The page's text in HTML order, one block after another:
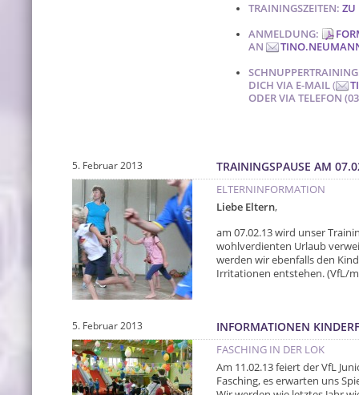
TRAININGSZEITEN: ZU
ANMELDUNG:
AN
DICH VIA E-MAIL(
ODER VIA TELEFON
TRAININGSPAUSE AM
5. Februar 2013
ELTERNINFORMATION
Liebe Eltern,
am 07.02.13 wird unser
wohlverdienten Urlaub
werden wir ebenfalls den
Irritationen entstehen. (VfL/
INFORMATIONEN
5. Februar 2013
FASCHING IN DER LOK
Am 11.02.13 feiert der VfL
Fasching, es erwarten uns